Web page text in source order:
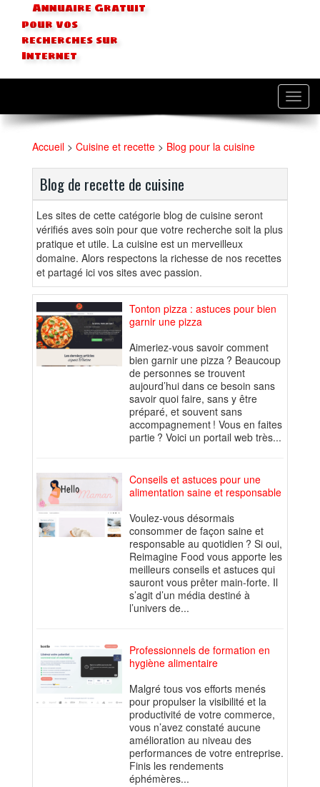
Annuaire Gratuit
pour vos
recherches sur
Internet
Accueil > Cuisine et recette > Blog pour la cuisine
Blog de recette de cuisine
Les sites de cette catégorie blog de cuisine seront
vérifiés aves soin pour que votre recherche soit la plus
pratique et utile. La cuisine est un merveilleux
domaine. Alors respectons la richesse de nos recettes
et partagé ici vos sites avec passion.
Tonton pizza : astuces pour bien
garnir une pizza
Aimeriez-vous savoir comment
bien garnir une pizza ? Beaucoup
de personnes se trouvent
aujourd’hui dans ce besoin sans
savoir quoi faire, sans y être
préparé, et souvent sans
accompagnement ! Vous en faites
partie ? Voici un portail web très...
Conseils et astuces pour une
alimentation saine et responsable
Voulez-vous désormais
consommer de façon saine et
responsable au quotidien ? Si oui,
Reimagine Food vous apporte les
meilleurs conseils et astuces qui
sauront vous prêter main-forte. Il
s’agit d’un média destiné à
l’univers de...
Professionnels de formation en
hygiène alimentaire
Malgré tous vos efforts menés
pour propulser la visibilité et la
productivité de votre commerce,
vous n’avez constaté aucune
amélioration au niveau des
performances de votre entreprise.
Finis les rendements
éphémères...